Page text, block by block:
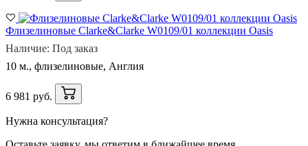
Флизелиновые Clarke&Clarke W0109/01 коллекции Oasis
Наличие: Под заказ
10 м., флизелиновые, Англия
6 981 руб.
Нужна консультация?